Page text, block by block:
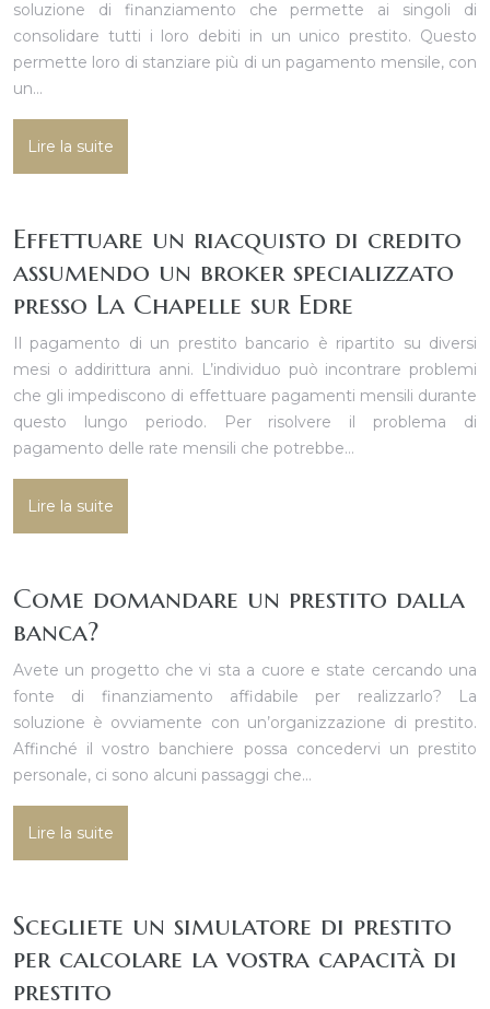
soluzione di finanziamento che permette ai singoli di
consolidare tutti i loro debiti in un unico prestito. Questo
permette loro di stanziare più di un pagamento mensile, con
un…
Lire la suite
Effettuare un riacquisto di credito
assumendo un broker specializzato
presso La Chapelle sur Edre
Il pagamento di un prestito bancario è ripartito su diversi
mesi o addirittura anni. L’individuo può incontrare problemi
che gli impediscono di effettuare pagamenti mensili durante
questo lungo periodo. Per risolvere il problema di
pagamento delle rate mensili che potrebbe…
Lire la suite
Come domandare un prestito dalla
banca?
Avete un progetto che vi sta a cuore e state cercando una
fonte di finanziamento affidabile per realizzarlo? La
soluzione è ovviamente con un’organizzazione di prestito.
Affinché il vostro banchiere possa concedervi un prestito
personale, ci sono alcuni passaggi che…
Lire la suite
Scegliete un simulatore di prestito
per calcolare la vostra capacità di
prestito